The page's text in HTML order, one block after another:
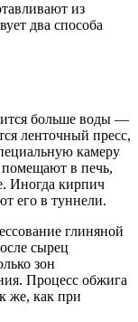
из
два способа
больше воды —
ленточный пресс,
камеру
в печь,
Иногда кирпич
его в туннели.
глиняной
сырец
зон
Процесс обжига
же, как при